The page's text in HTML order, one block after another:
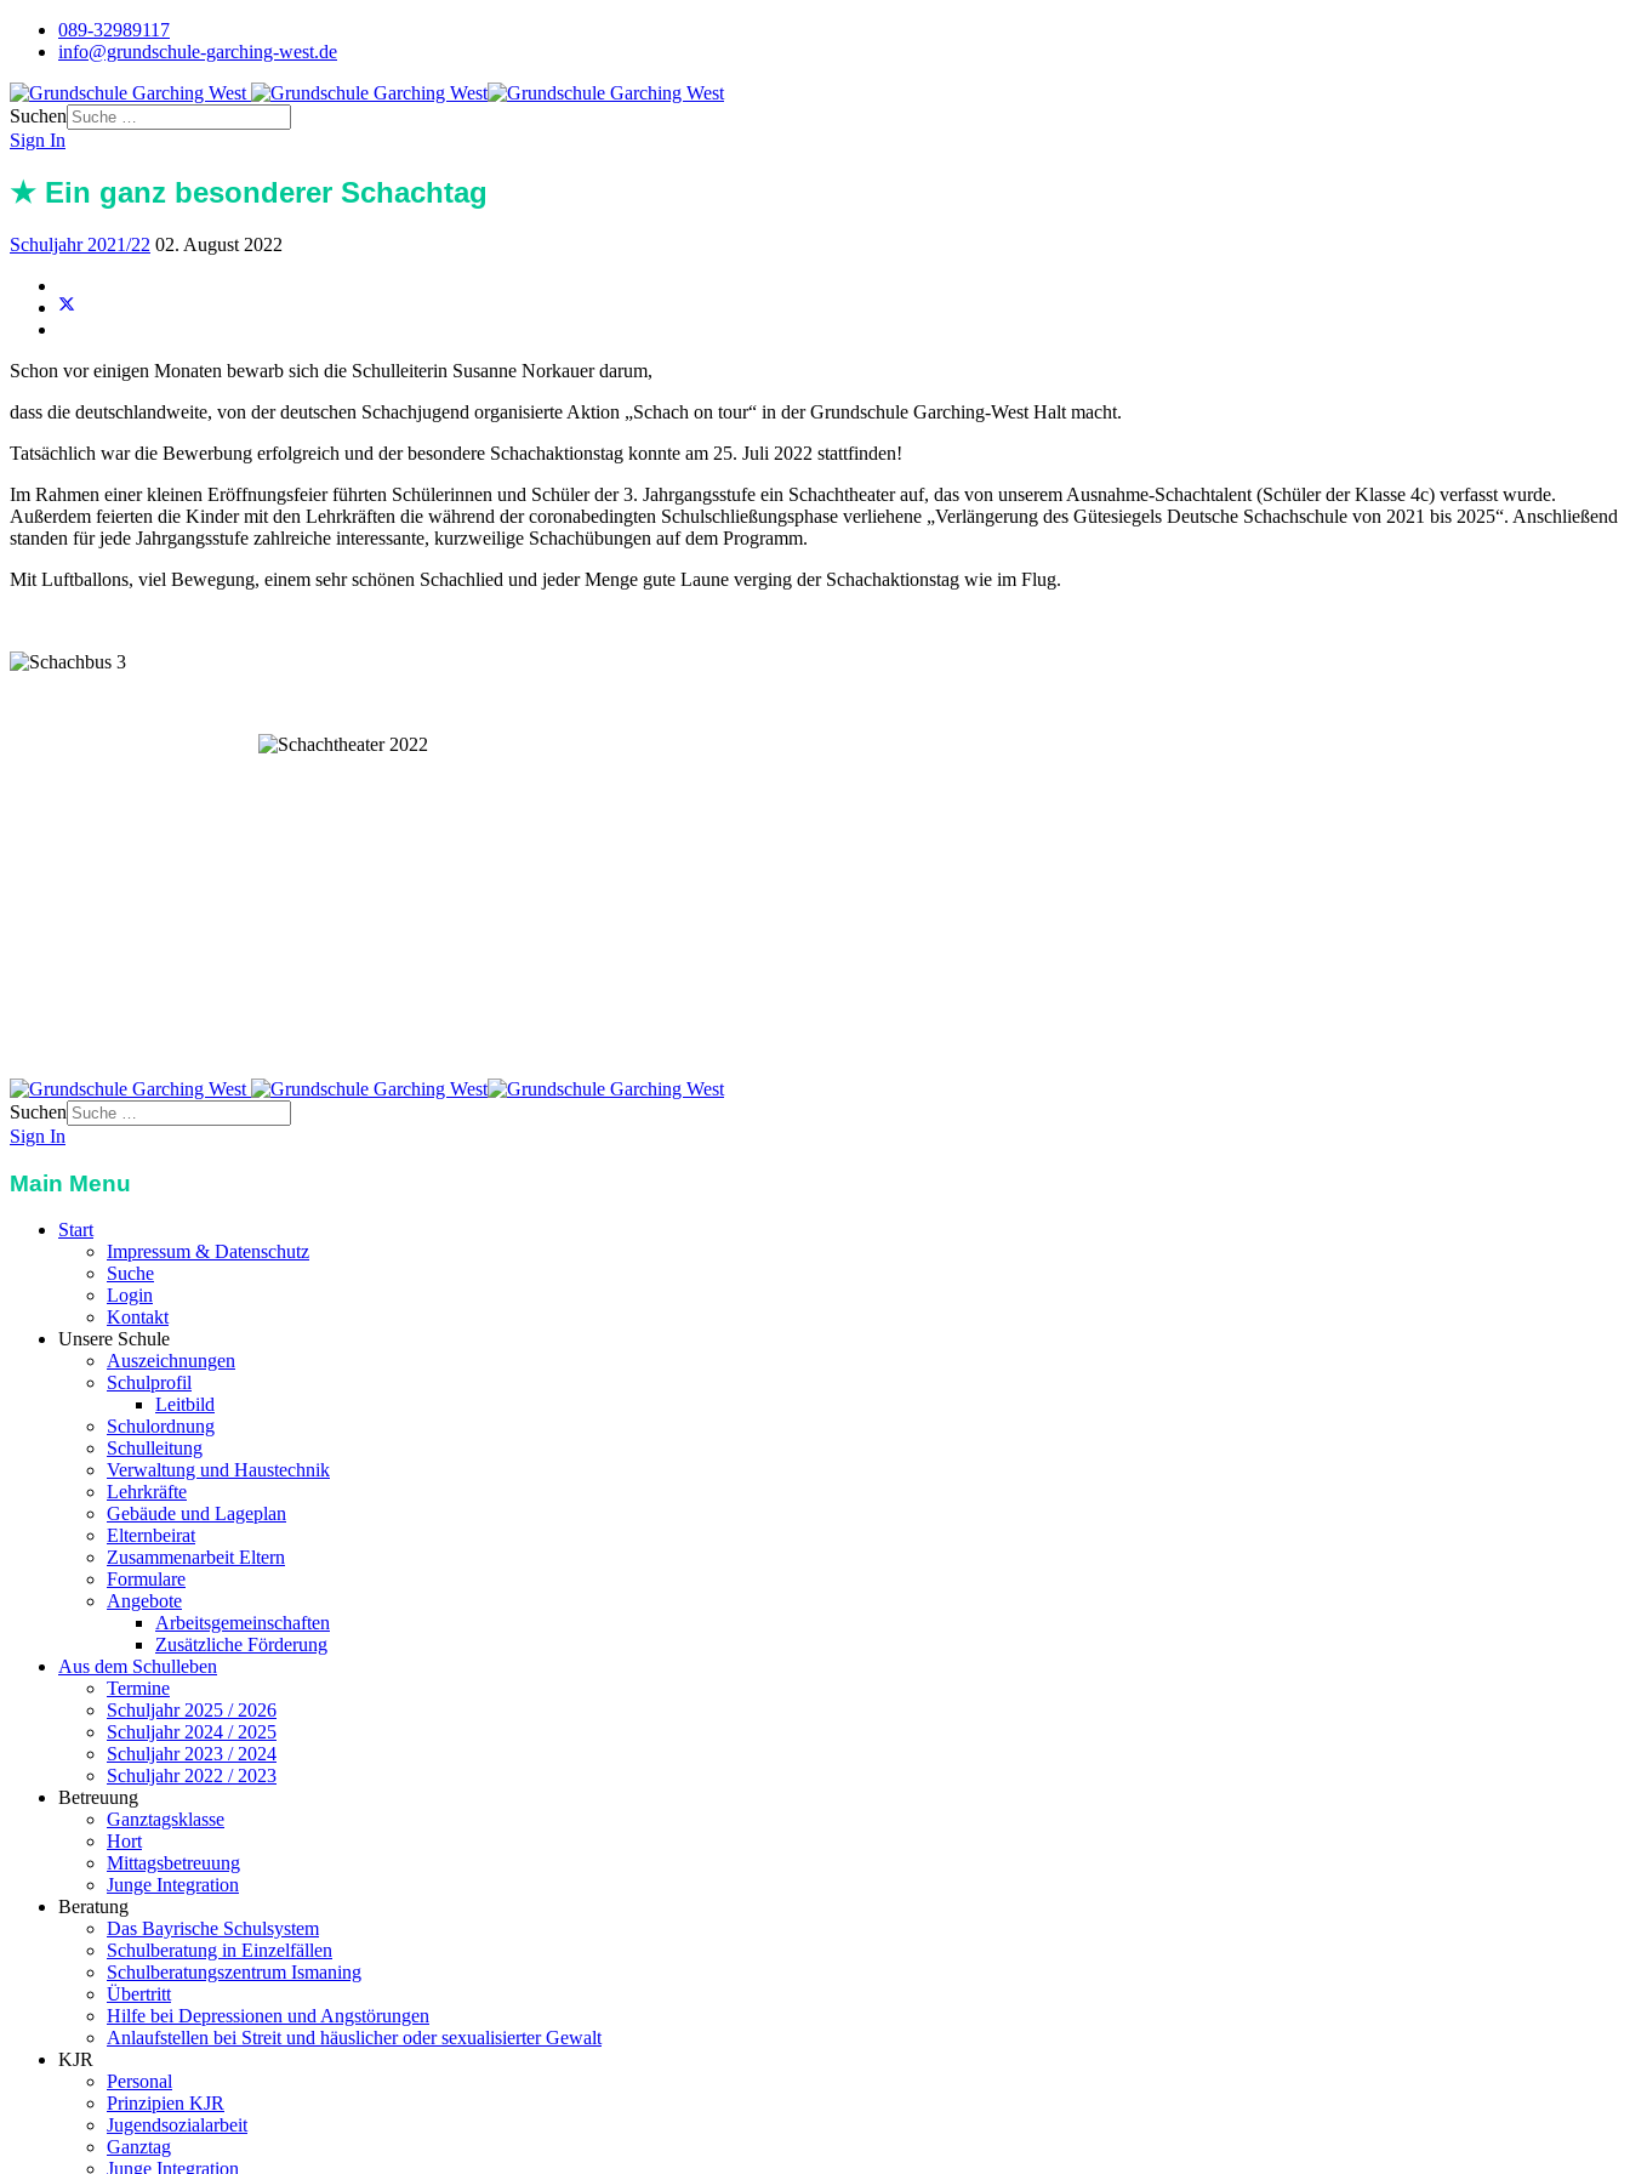
089-32989117
info@grundschule-garching-west.de
Suchen
Sign In
★ Ein ganz besonderer Schachtag
Schuljahr 2021/22 02. August 2022
Schon vor einigen Monaten bewarb sich die Schulleiterin Susanne Norkauer darum,
dass die deutschlandweite, von der deutschen Schachjugend organisierte Aktion „Schach on tour“ in der Grundschule Garching-West Halt macht.
Tatsächlich war die Bewerbung erfolgreich und der besondere Schachaktionstag konnte am 25. Juli 2022 stattfinden!
Im Rahmen einer kleinen Eröffnungsfeier führten Schülerinnen und Schüler der 3. Jahrgangsstufe ein Schachtheater auf, das von unserem Ausnahme-Schachtalent (Schüler der Klasse 4c) verfasst wurde.
Außerdem feierten die Kinder mit den Lehrkräften die während der coronabedingten Schulschließungsphase verliehene „Verlängerung des Gütesiegels Deutsche Schachschule von 2021 bis 2025“. Anschließend
standen für jede Jahrgangsstufe zahlreiche interessante, kurzweilige Schachübungen auf dem Programm.
Mit Luftballons, viel Bewegung, einem sehr schönen Schachlied und jeder Menge gute Laune verging der Schachaktionstag wie im Flug.
Suchen
Sign In
Main Menu
Start
Impressum & Datenschutz
Suche
Login
Kontakt
Unsere Schule
Auszeichnungen
Schulprofil
Leitbild
Schulordnung
Schulleitung
Verwaltung und Haustechnik
Lehrkräfte
Gebäude und Lageplan
Elternbeirat
Zusammenarbeit Eltern
Formulare
Angebote
Arbeitsgemeinschaften
Zusätzliche Förderung
Aus dem Schulleben
Termine
Schuljahr 2025 / 2026
Schuljahr 2024 / 2025
Schuljahr 2023 / 2024
Schuljahr 2022 / 2023
Betreuung
Ganztagsklasse
Hort
Mittagsbetreuung
Junge Integration
Beratung
Das Bayrische Schulsystem
Schulberatung in Einzelfällen
Schulberatungszentrum Ismaning
Übertritt
Hilfe bei Depressionen und Angstörungen
Anlaufstellen bei Streit und häuslicher oder sexualisierter Gewalt
KJR
Personal
Prinzipien KJR
Jugendsozialarbeit
Ganztag
Junge Integration